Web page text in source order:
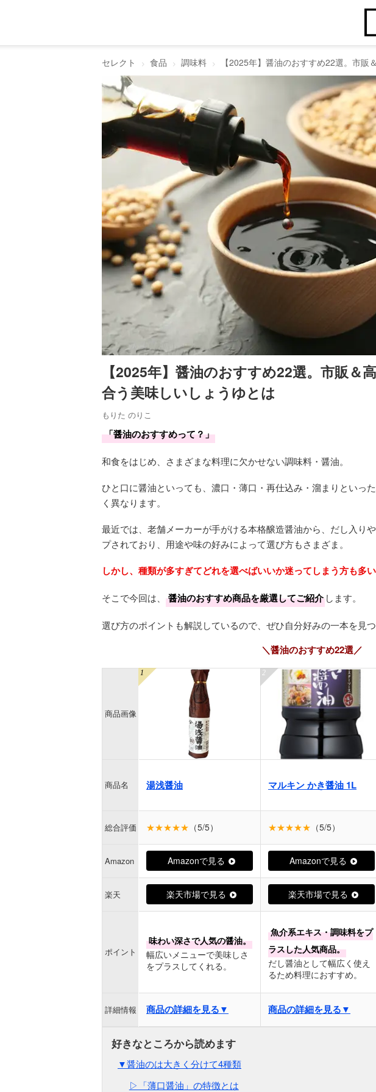
セレクト 食品 調味料 【2025年】醤油のおすすめ22選。市
【2025年】醤油のおすすめ22選。市販＆
合う美味しいしょうゆとは
もりた のりこ
「醤油のおすすめって？」
和食をはじめ、さまざまな料理に欠かせない調味料・醤油。
ひと口に醤油といっても、濃口・薄口・再仕込み・溜まりといっ
く異なります。
最近では、老舗メーカーが手がける本格醸造醤油から、だし入り
プされており、用途や味の好みによって選び方もさまざま。
しかし、種類が多すぎてどれを選べばいいか迷ってしまう方も多い
そこで今回は、 醤油のおすすめ商品を厳選してご紹介 します。
選び方のポイントも解説しているので、ぜひ自分好みの一本を見
＼醤油のおすすめ22選／
商品画像
商品名 湯浅醤油 マルキン かき醤油 1L
総合評価 ★★★★★ （5/5） ★★★★★ （5/5）
Amazon Amazonで見る Amazonで見る
楽天 楽天市場で見る 楽天市場で見る
ポイント
味わい深さで人気の醤油。
幅広いメニューで美味しさ
をプラスしてくれる。
魚介系エキス・調味料をプ
ラスした人気商品。
だし醤油として幅広く使え
るため料理におすすめ。
詳細情報 商品の詳細を見る▼ 商品の詳細を見る▼
▼醤油のは大きく分けて4種類
▷「薄口醤油」の特徴とは